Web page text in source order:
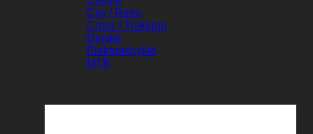
City / Retro
Cross / Trekking
Detské
Elektrobicykle
MTB